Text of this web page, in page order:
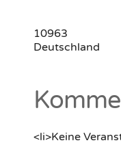
10963
Deutschland
<li>Keine